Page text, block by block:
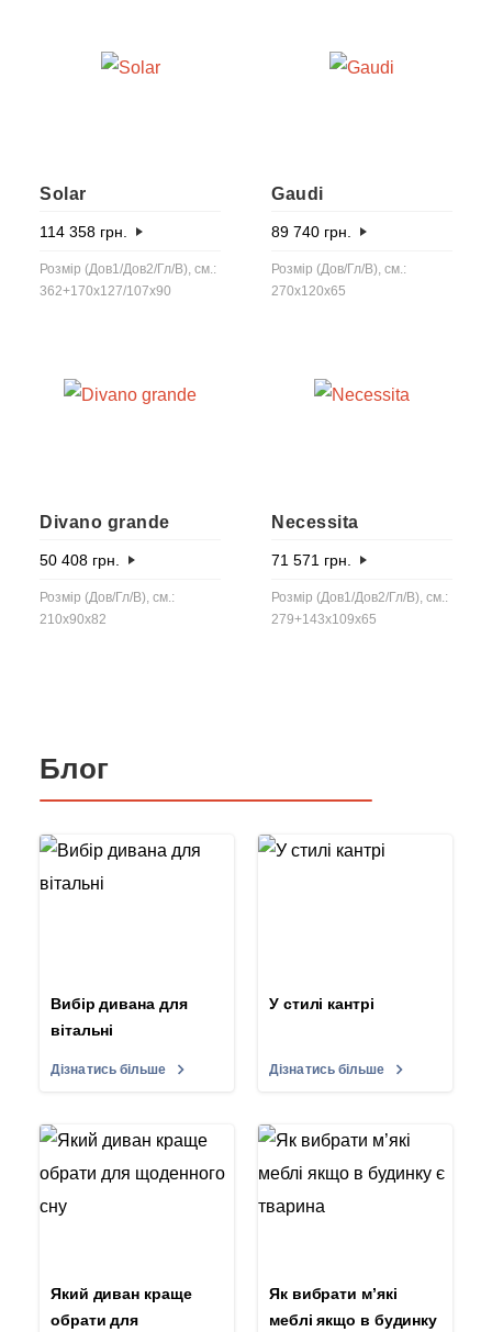
Solar
114 358 грн.
Розмір (Дов1/Дов2/Гл/В), см.:
362+170x127/107х90
Gaudi
89 740 грн.
Розмір (Дов/Гл/В), см.:
270x120x65
Divano grande
50 408 грн.
Розмір (Дов/Гл/В), см.:
210x90x82
Necessita
71 571 грн.
Розмір (Дов1/Дов2/Гл/В), см.:
279+143x109x65
Блог
Вибір дивана для
вітальні
Дізнатись більше
У стилі кантрі
Дізнатись більше
Який диван краще
обрати для
Як вибрати м’які
меблі якщо в будинку